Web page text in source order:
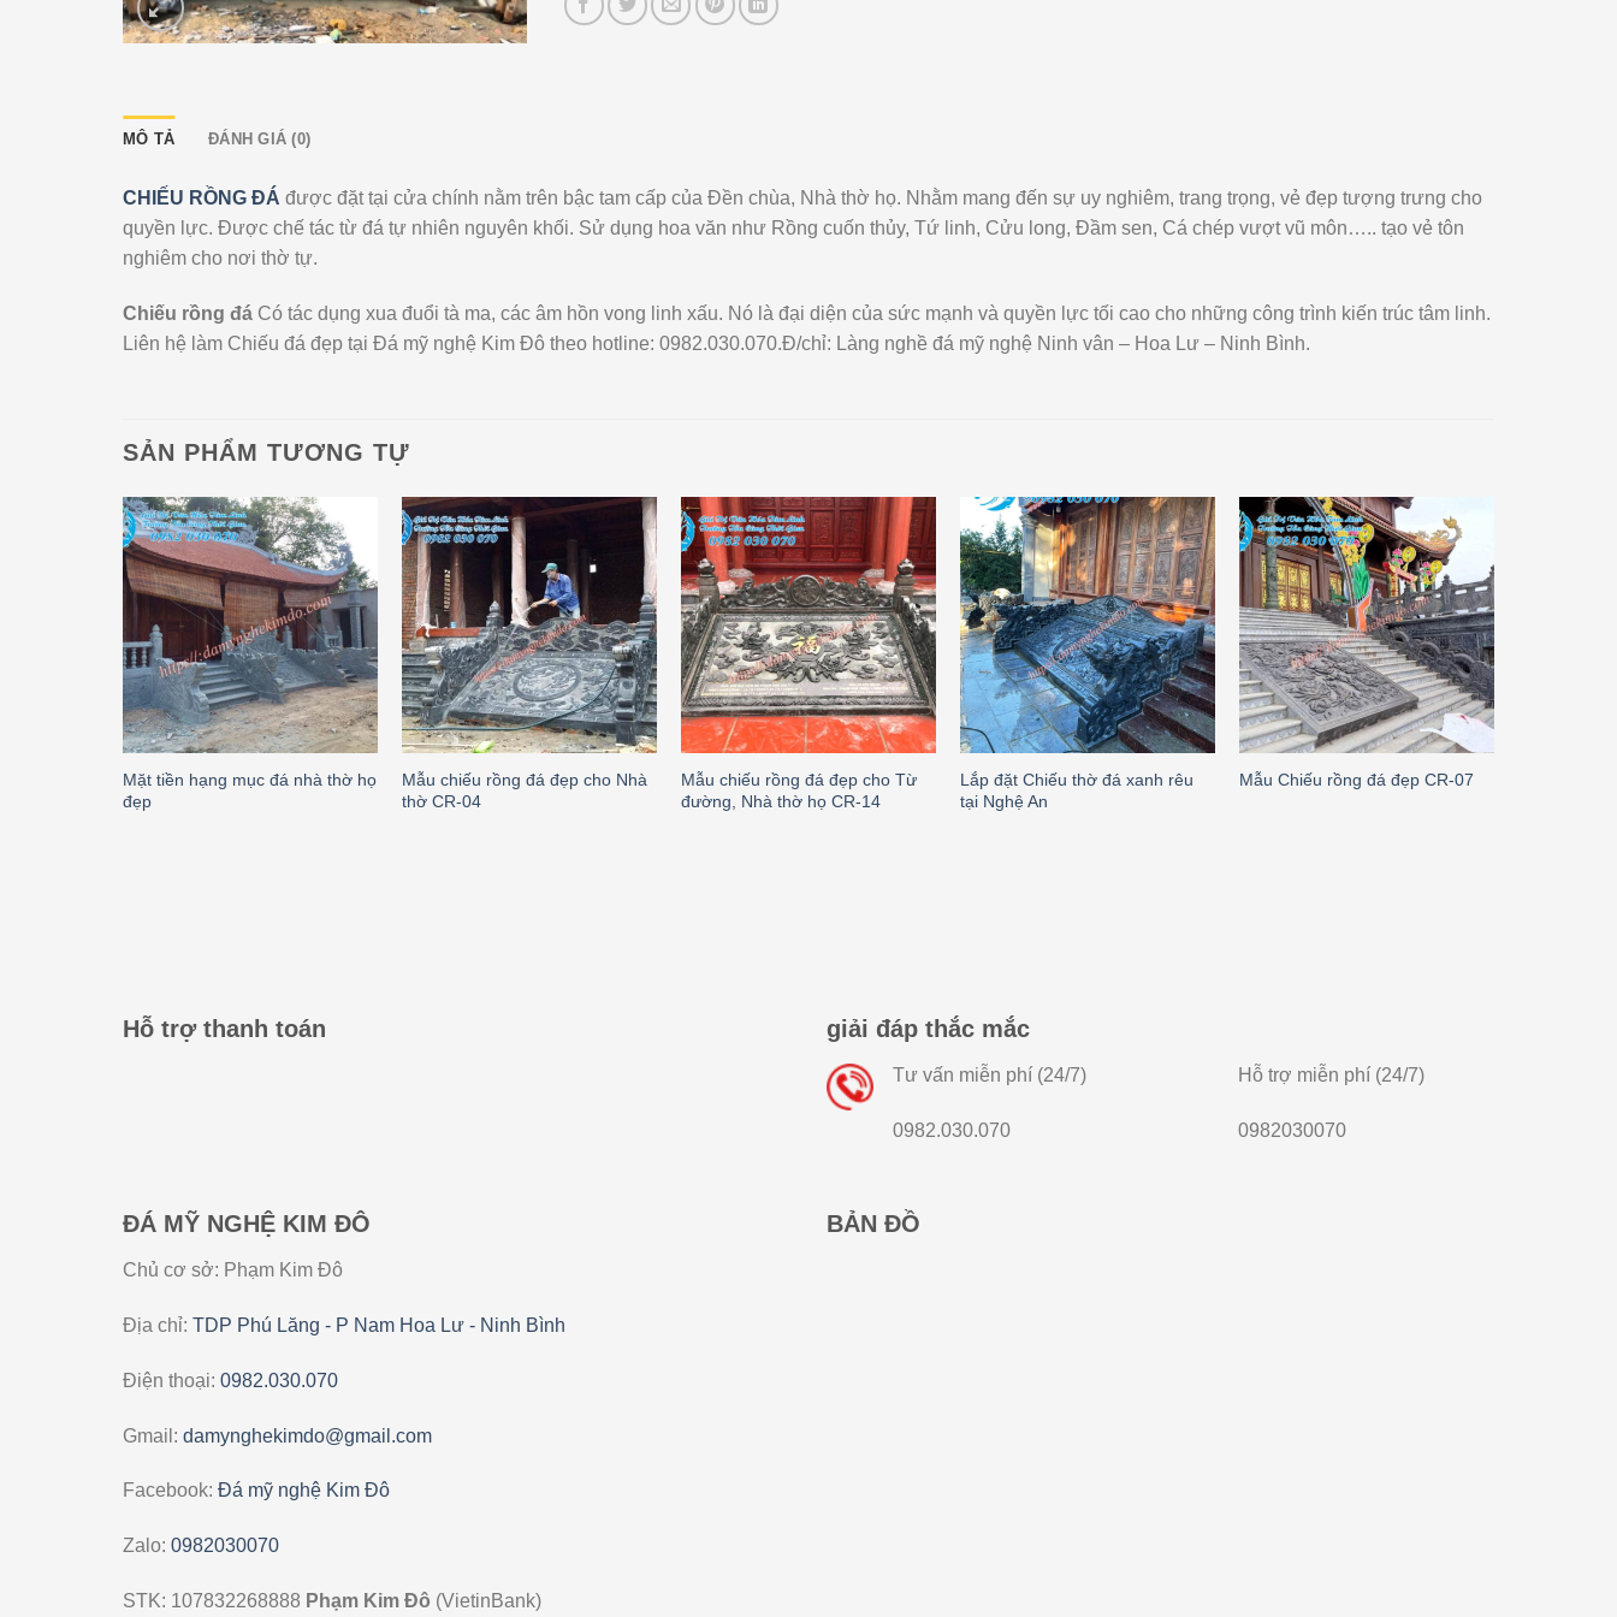
MÔ TẢ ĐÁNH GIÁ (0)
CHIẾU RỒNG ĐÁ được đặt tại cửa chính nằm trên bậc tam cấp của Đền chùa, Nhà thờ họ. Nhằm mang đến sự uy nghiêm, trang trọng, vẻ đẹp tượng trưng cho
quyền lực. Được chế tác từ đá tự nhiên nguyên khối. Sử dụng hoa văn như Rồng cuốn thủy, Tứ linh, Cửu long, Đầm sen, Cá chép vượt vũ môn….. tạo vẻ tôn
nghiêm cho nơi thờ tự.
Chiếu rồng đá Có tác dụng xua đuổi tà ma, các âm hồn vong linh xấu. Nó là đại diện của sức mạnh và quyền lực tối cao cho những công trình kiến trúc tâm linh.
Liên hệ làm Chiếu đá đẹp tại Đá mỹ nghệ Kim Đô theo hotline: 0982.030.070.Đ/chỉ: Làng nghề đá mỹ nghệ Ninh vân – Hoa Lư – Ninh Bình.
SẢN PHẨM TƯƠNG TỰ
Mặt tiền hạng mục đá nhà thờ họ
đẹp
Mẫu chiếu rồng đá đẹp cho Nhà
thờ CR-04
Mẫu chiếu rồng đá đẹp cho Từ
đường, Nhà thờ họ CR-14
Lắp đặt Chiếu thờ đá xanh rêu
tại Nghệ An
Mẫu Chiếu rồng đá đẹp CR-07
Hỗ trợ thanh toán giải đáp thắc mắc
Tư vấn miễn phí (24/7)
0982.030.070
Hỗ trợ miễn phí (24/7)
0982030070
ĐÁ MỸ NGHỆ KIM ĐÔ
Chủ cơ sở: Phạm Kim Đô
Địa chỉ: TDP Phú Lăng - P Nam Hoa Lư - Ninh Bình
Điện thoại: 0982.030.070
Gmail: damynghekimdo@gmail.com
Facebook: Đá mỹ nghệ Kim Đô
Zalo: 0982030070
STK: 107832268888 Phạm Kim Đô (VietinBank)
BẢN ĐỒ